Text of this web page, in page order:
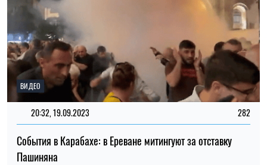
ВИДЕО
20:32, 19.09.2023 282
События в Карабахе: в Ереване митингуют за отставку
Пашиняна